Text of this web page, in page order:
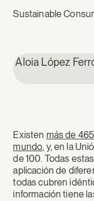
Sustainable
Existen más de
mundo, y, en la
de 100. Todas
aplicación de
todas cubren
información tiene
Aloia López